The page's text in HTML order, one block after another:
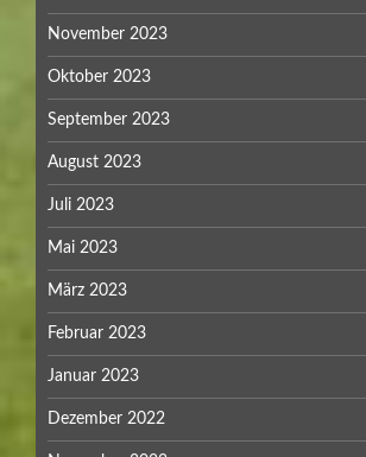
November 2023
Oktober 2023
September 2023
August 2023
Juli 2023
Mai 2023
März 2023
Februar 2023
Januar 2023
Dezember 2022